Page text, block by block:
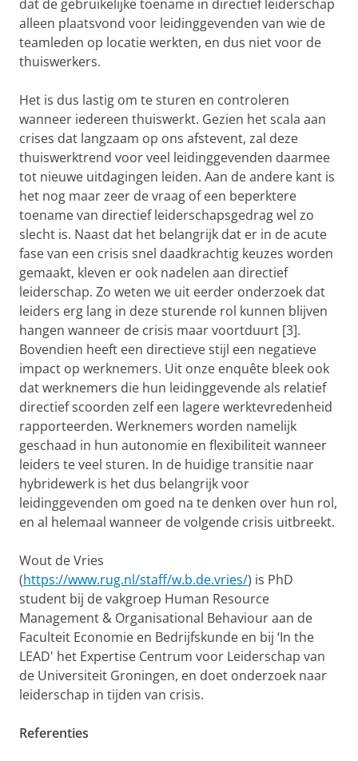
dat de gebruikelijke toename in directief leiderschap
alleen plaatsvond voor leidinggevenden van wie de
teamleden op locatie werkten, en dus niet voor de
thuiswerkers.
Het is dus lastig om te sturen en controleren
wanneer iedereen thuiswerkt. Gezien het scala aan
crises dat langzaam op ons afstevent, zal deze
thuiswerktrend voor veel leidinggevenden daarmee
tot nieuwe uitdagingen leiden. Aan de andere kant is
het nog maar zeer de vraag of een beperktere
toename van directief leiderschapsgedrag wel zo
slecht is. Naast dat het belangrijk dat er in de acute
fase van een crisis snel daadkrachtig keuzes worden
gemaakt, kleven er ook nadelen aan directief
leiderschap. Zo weten we uit eerder onderzoek dat
leiders erg lang in deze sturende rol kunnen blijven
hangen wanneer de crisis maar voortduurt [3].
Bovendien heeft een directieve stijl een negatieve
impact op werknemers. Uit onze enquête bleek ook
dat werknemers die hun leidinggevende als relatief
directief scoorden zelf een lagere werktevredenheid
rapporteerden. Werknemers worden namelijk
geschaad in hun autonomie en flexibiliteit wanneer
leiders te veel sturen. In de huidige transitie naar
hybridewerk is het dus belangrijk voor
leidinggevenden om goed na te denken over hun rol,
en al helemaal wanneer de volgende crisis uitbreekt.
Wout de Vries
(https://www.rug.nl/staff/w.b.de.vries/) is PhD
student bij de vakgroep Human Resource
Management & Organisational Behaviour aan de
Faculteit Economie en Bedrijfskunde en bij ‘In the
LEAD' het Expertise Centrum voor Leiderschap van
de Universiteit Groningen, en doet onderzoek naar
leiderschap in tijden van crisis.
Referenties